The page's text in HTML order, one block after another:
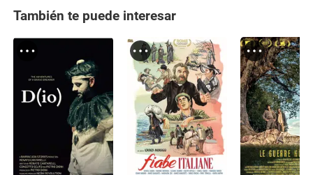
También te puede interesar